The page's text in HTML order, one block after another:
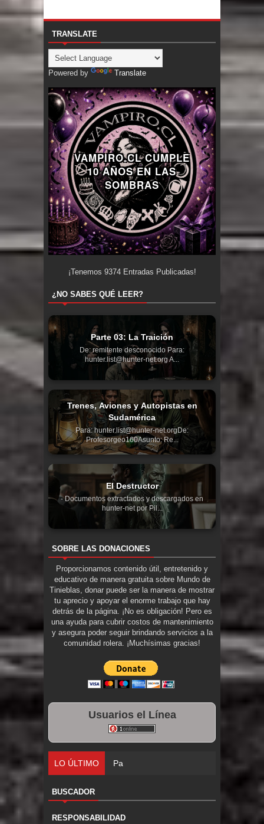
TRANSLATE
Powered by Translate
VAMPIRO.CL CUMPLE
10 AÑOS EN LAS
SOMBRAS
¡Tenemos 9374Entradas Publicadas!
¿NO SABES QUÉ LEER?
Parte 03: La Traición
De: remitente desconocido Para:
hunter.list@hunter-net.org A...
Trenes, Aviones y Autopistas en
Sudamérica
Para: hunter.list@hunter-net.orgDe:
Profesorgeo160Asunto: Re...
El Destructor
- Documentos extractados y descargados en
hunter-net por Pil...
SOBRE LAS DONACIONES
Proporcionamos contenido útil, entretenido y
educativo de manera gratuita sobre Mundo de
Tinieblas, donar puede ser la manera de mostrar
tu aprecio y apoyar el enorme trabajo que hay
detrás de la página. ¡No es obligación! Pero es
una ayuda para cubrir costos de mantenimiento
y asegura poder seguir brindando servicios a la
comunidad rolera. ¡Muchísimas gracias!
Usuarios el Línea
LO ÚLTIMO Parte 09: Los Muertos Cuentan Cuentos
BUSCADOR
RESPONSABILIDAD